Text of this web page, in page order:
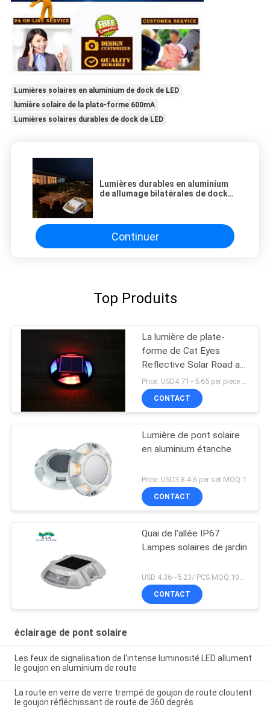
Lumières solaires en aluminium de dock de LED
lumière solaire de la plate-forme 600mA
Lumières solaires durables de dock de LED
Lumières durables en aluminium
de allumage bilatérales de dock
Continuer
Top Produits
La lumière de plate-
forme de Cat Eyes
Reflective Solar Road a
mené le clignotant en
aluminium
CONTACT
Lumière de pont solaire
en aluminium étanche
Price: USD3.8-4.6 per set MOQ:1
CONTACT
Quai de l'allée IP67
Lampes solaires de jardin
USD 4.36~5.23/ PCS MOQ:100 PCs
CONTACT
éclairage de pont solaire
Les feux de signalisation de l'intense luminosité LED allument
le goujon en aluminium de route
La route en verre de verre trempé de goujon de route cloutent
le goujon réfléchissant de route de 360 degrés